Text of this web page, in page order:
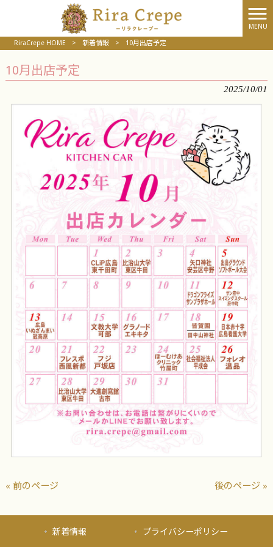
MENU
RiraCrepe HOME > 新着情報 > 10月出店予定
10月出店予定
2025/10/01
« 前のページ 後のページ »
新着情報 プライバシーポリシー